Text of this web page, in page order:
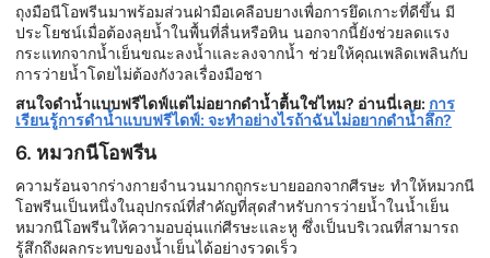
ถุงมือนีโอพรีนมาพร้อมส่วนฝ่ามือเคลือบยางเพื่อการยึดเกาะที่ดีขึ้น มี
ประโยชน์เมื่อต้องลุยน้ำในพื้นที่ลื่นหรือหิน นอกจากนี้ยังช่วยลดแรง
กระแทกจากน้ำเย็นขณะลงน้ำและลงจากน้ำ ช่วยให้คุณเพลิดเพลินกับ
การว่ายน้ำโดยไม่ต้องกังวลเรื่องมือชา
สนใจดำน้ำแบบฟรีไดฟ์แต่ไม่อยากดำน้ำตื้นใช่ไหม? อ่านนี่เลย: การ
เรียนรู้การดำน้ำแบบฟรีไดฟ์: จะทำอย่างไรถ้าฉันไม่อยากดำน้ำลึก?
6. หมวกนีโอพรีน
ความร้อนจากร่างกายจำนวนมากถูกระบายออกจากศีรษะ ทำให้หมวกนี
โอพรีนเป็นหนึ่งในอุปกรณ์ที่สำคัญที่สุดสำหรับการว่ายน้ำในน้ำเย็น
หมวกนีโอพรีนให้ความอบอุ่นแก่ศีรษะและหู ซึ่งเป็นบริเวณที่สามารถ
รู้สึกถึงผลกระทบของน้ำเย็นได้อย่างรวดเร็ว